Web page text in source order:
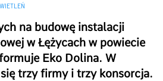
na budowę instalacji
w Łężycach w powiecie
Eko Dolina. W
się trzy firmy i trzy konsorcja.